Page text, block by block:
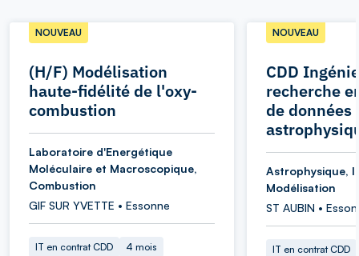
(H/F) Modélisation
haute-fidélité de l'oxy-
combustion
NOUVEAU
Laboratoire d'Energétique
Moléculaire et Macroscopique,
Combustion
GIF SUR YVETTE • Essonne
IT en contrat CDD
4 mois
CDD
recherche
de données
NOUVEAU
Astrophysique,
Modélisation
ST AUBIN •
IT en contrat CDD